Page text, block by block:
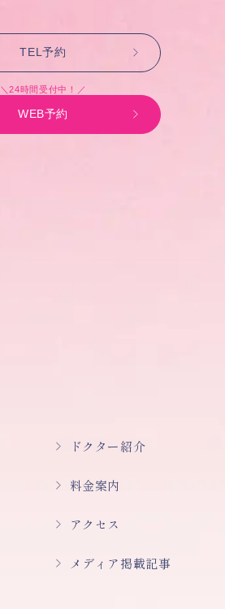
TEL予約
＼24時間受付中！／
WEB予約
ドクター紹介
料金案内
アクセス
メディア掲載記事